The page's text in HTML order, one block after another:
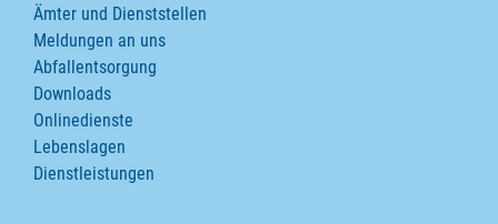
Ämter und Dienststellen
Meldungen an uns
Abfallentsorgung
Downloads
Onlinedienste
Lebenslagen
Dienstleistungen